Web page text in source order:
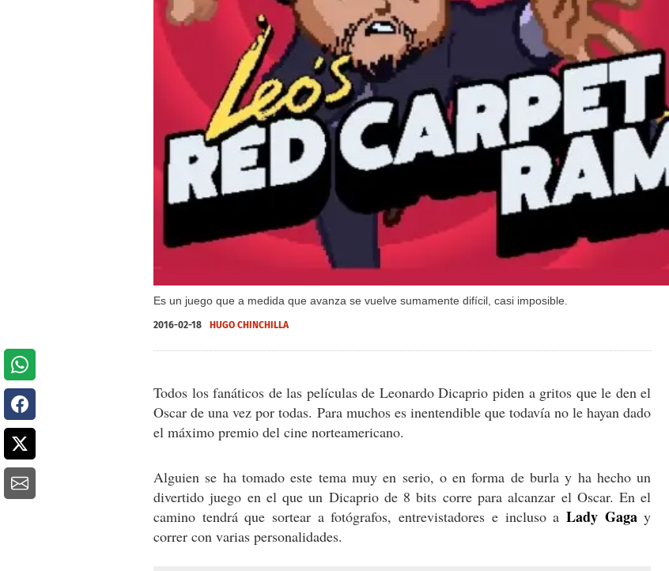
Es un juego que a medida que avanza se vuelve sumamente difícil, casi imposible.
2016-02-18 HUGO CHINCHILLA
Todos los fanáticos de las películas de Leonardo Dicaprio piden a gritos que le den el
Oscar de una vez por todas. Para muchos es inentendible que todavía no le hayan dado
el máximo premio del cine norteamericano.
Alguien se ha tomado este tema muy en serio, o en forma de burla y ha hecho un
divertido juego en el que un Dicaprio de 8 bits corre para alcanzar el Oscar. En el
camino tendrá que sortear a fotógrafos, entrevistadores e incluso a Lady Gagay
correr con varias personalidades.